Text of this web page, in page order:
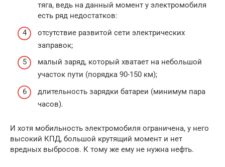
тяга, ведь на данный момент у электромобиля
есть ряд недостатков:
отсутствие развитой сети электрических
заправок;
малый заряд, который хватает на небольшой
участок пути (порядка 90-150 км);
длительность зарядки батареи (минимум пара
часов).
И хотя мобильность электромобиля ограничена, у него
высокий КПД, большой крутящий момент и нет
вредных выбросов. К тому же ему не нужна нефть.